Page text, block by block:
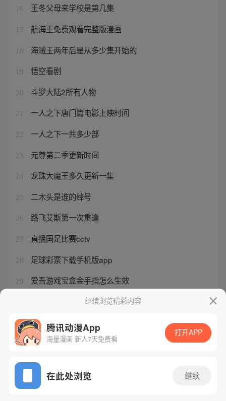
16 王冬父母来学校是第几集
17 航海王免费观看完整版漫画
18 海贼王两年后是从多少集开始的
19 悟空看剧
20 斗罗大陆2所有人物
21 一人之下唐门篇电影上映时间
22 一人之下一共多少部
23 元尊第二季更新时间
24 龙珠大魔王多久更新一集
25 二木头是谁的绰号
26 路飞艾斯第一次重逢
27 直播国足比赛cctv
28 足球彩票下载手机版app
29 爱吾游戏宝盒金手指怎么生效
西行纪漫画一套有几本继续浏览精彩内容
腾讯动漫App
海量漫画 新人7天免费看
打开APP
在此处浏览 继续
网站备案/许可证号：粤B2-20090059-5
Copyright©1998 - 2026 Tencent. All Rights Reserved